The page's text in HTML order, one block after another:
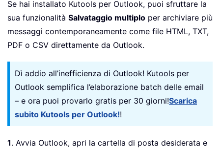
Se hai installato Kutools per Outlook, puoi sfruttare la
sua funzionalità Salvataggio multiplo per archiviare più
messaggi contemporaneamente come file HTML, TXT,
PDF o CSV direttamente da Outlook.
Dì addio all’inefficienza di Outlook! Kutools per
Outlook semplifica l’elaborazione batch delle email
– e ora puoi provarlo gratis per 30 giorni!Scarica
subito Kutools per Outlook!!
1. Avvia Outlook, apri la cartella di posta desiderata e